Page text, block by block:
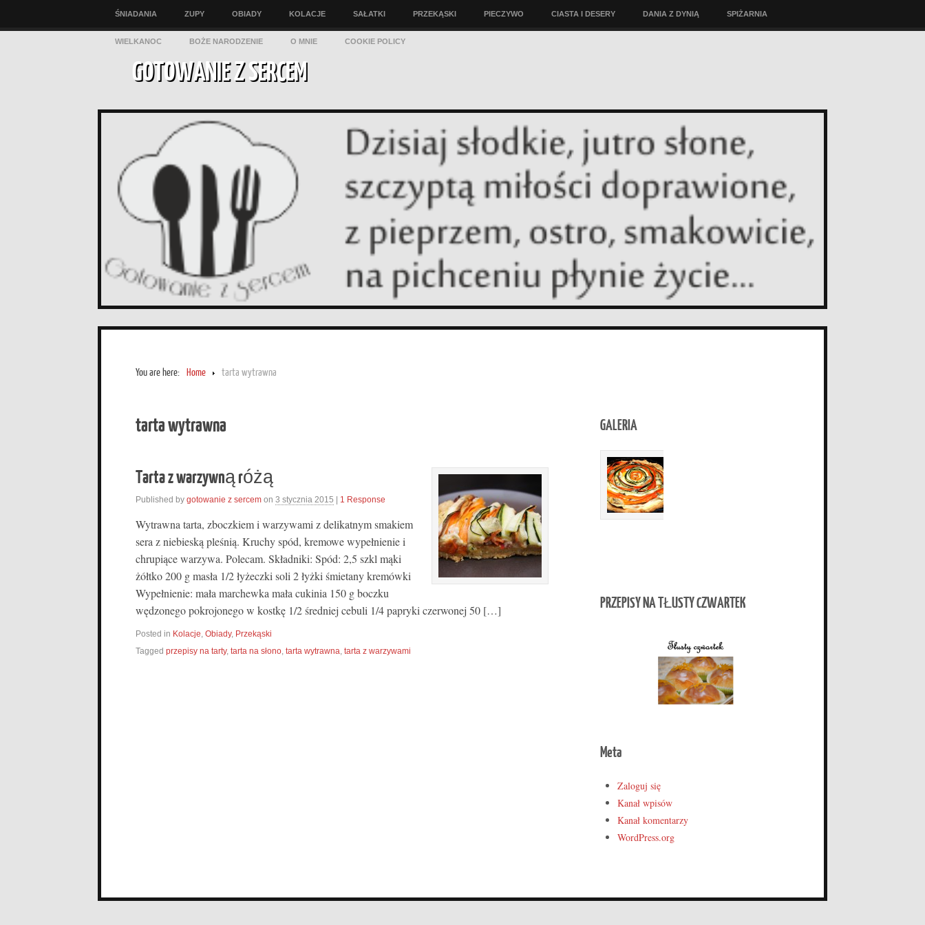
ŚNIADANIA ZUPY OBIADY KOLACJE SAŁATKI PRZEKĄSKI PIECZYWO CIASTA I DESERY DANIA Z DYNIĄ SPIŻARNIA
WIELKANOC BOŻE NARODZENIE O MNIE COOKIE POLICY
GOTOWANIE Z SERCEM
You are here: Home tarta wytrawna
tarta wytrawna
Tarta z warzywną różą
Published by gotowanie z sercem on 3 stycznia 2015 | 1 Response
Wytrawna tarta, zboczkiem i warzywami z delikatnym smakiem
sera z niebieską pleśnią. Kruchy spód, kremowe wypełnienie i
chrupiące warzywa. Polecam. Składniki: Spód: 2,5 szkl mąki
żółtko 200 g masła 1/2 łyżeczki soli 2 łyżki śmietany kremówki
Wypełnienie: mała marchewka mała cukinia 150 g boczku
wędzonego pokrojonego w kostkę 1/2 średniej cebuli 1/4 papryki czerwonej 50 […]
Posted in Kolacje Obiady, Przekąski
Tagged przepisy na tarty, tarta na słono tarta wytrawna tarta z warzywami
GALERIA
PRZEPISY NA TŁUSTY CZWARTEK
Meta
Zaloguj się
Kanał wpisów
Kanał komentarzy
WordPress.org